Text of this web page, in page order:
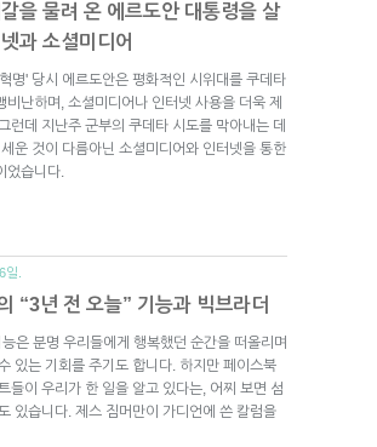
을 물려 온 에르도안 대통령을 살
과 소셜미디어
명' 당시 에르도안은 평화적인 시위대를 쿠데타
비난하며, 소셜미디어나 인터넷 사용을 더욱 제
런데 지난주 군부의 쿠데타 시도를 막아내는 데
운 것이 다름아닌 소셜미디어와 인터넷을 통한
었습니다.
.
“3년 전 오늘” 기능과 빅브라더
은 분명 우리들에게 행복했던 순간을 떠올리며
있는 기회를 주기도 합니다. 하지만 페이스북
들이 우리가 한 일을 알고 있다는, 어찌 보면 섬
있습니다. 제스 짐머만이 가디언에 쓴 칼럼을